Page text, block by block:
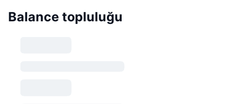
Balance topluluğu